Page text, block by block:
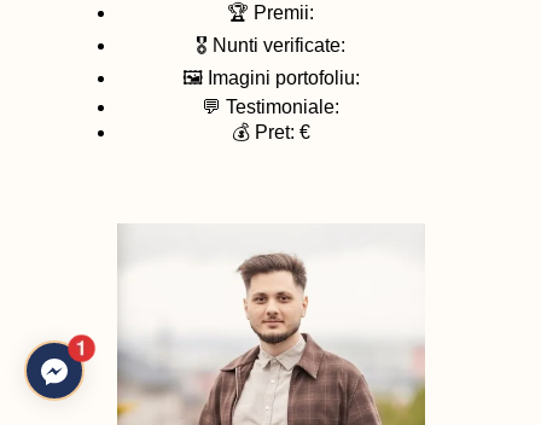
🏆 Premii:
🎖️ Nunti verificate:
🖼️ Imagini portofoliu:
💬 Testimoniale:
💰 Pret: €